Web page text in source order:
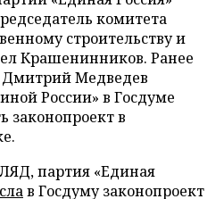
комитета
строительству и
Крашенинников. Ранее
Дмитрий Медведев
России» в Госдуме
законопроект в
партия «Единая
в Госдуму законопроект